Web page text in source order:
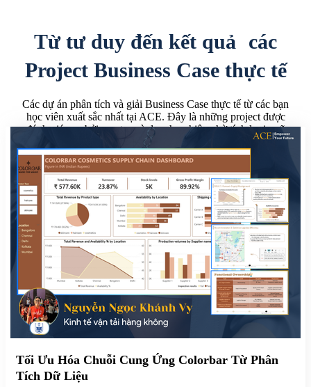
Từ tư duy đến kết quả các
Project Business Case thực tế
Các dự án phân tích và giải Business Case thực tế từ các bạn
học viên xuất sắc nhất tại ACE. Đây là những project được
đánh giá cao bởi mentor và doanh nghiệp nhờ tính logic, rõ
ràng và khả năng ứng dụng.
Tối Ưu Hóa Chuỗi Cung Ứng Colorbar Từ Phân
Tích Dữ Liệu